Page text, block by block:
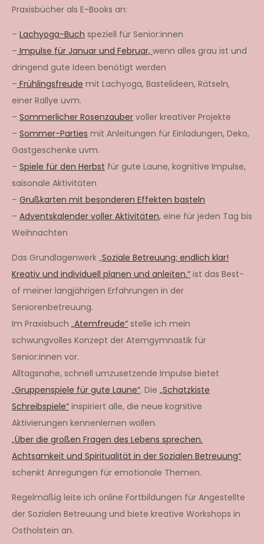
Praxisbücher als E-Books an:
– Lachyoga-Buch speziell für Senior:innen
– Impulse für Januar und Februar, wenn alles grau ist und
dringend gute Ideen benötigt werden
– Frühlingsfreude mit Lachyoga, Bastelideen, Rätseln,
einer Rallye uvm.
– Sommerlicher Rosenzauber voller kreativer Projekte
– Sommer-Parties mit Anleitungen für Einladungen, Deko,
Gastgeschenke uvm.
– Spiele für den Herbst für gute Laune, kognitive Impulse,
saisonale Aktivitäten
– Grußkarten mit besonderen Effekten basteln
– Adventskalender voller Aktivitäten, eine für jeden Tag bis
Weihnachten
Das Grundlagenwerk „Soziale Betreuung: endlich klar!
Kreativ und individuell planen und anleiten.“ ist das Best-
of meiner langjährigen Erfahrungen in der
Seniorenbetreuung.
Im Praxisbuch „Atemfreude“ stelle ich mein
schwungvolles Konzept der Atemgymnastik für
Senior:innen vor.
Alltagsnahe, schnell umzusetzende Impulse bietet
„Gruppenspiele für gute Laune“. Die „Schatzkiste
Schreibspiele“ inspiriert alle, die neue kognitive
Aktivierungen kennenlernen wollen.
„Über die großen Fragen des Lebens sprechen.
Achtsamkeit und Spiritualität in der Sozialen Betreuung“
schenkt Anregungen für emotionale Themen.
Regelmäßig leite ich online Fortbildungen für Angestellte
der Sozialen Betreuung und biete kreative Workshops in
Ostholstein an.